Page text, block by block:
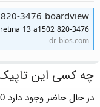
3476 boardview
13 a1502 820-3476
dr-bios.com
چه کسی این
در حال حاضر وجود دارد 0 اعضایی که این موضوع را مشاهده می کنند